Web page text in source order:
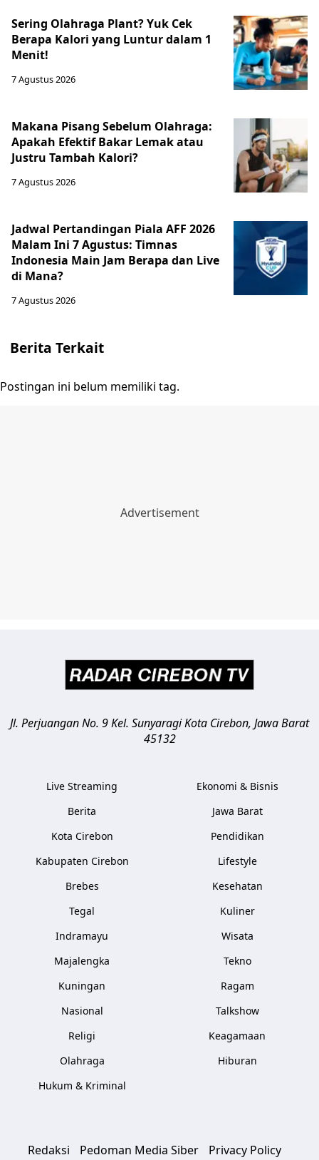
Sering Olahraga Plant? Yuk Cek
Berapa Kalori yang Luntur dalam 1
Menit!
7 Agustus 2026
Makana Pisang Sebelum Olahraga:
Apakah Efektif Bakar Lemak atau
Justru Tambah Kalori?
7 Agustus 2026
Jadwal Pertandingan Piala AFF 2026
Malam Ini 7 Agustus: Timnas
Indonesia Main Jam Berapa dan Live
di Mana?
7 Agustus 2026
Berita Terkait
Postingan ini belum memiliki tag.
Jl. Perjuangan No. 9 Kel. SunyaragiKota Cirebon, Jawa Barat
45132
Live Streaming
Berita
Kota Cirebon
Kabupaten Cirebon
Brebes
Tegal
Indramayu
Majalengka
Kuningan
Nasional
Religi
Olahraga
Hukum & Kriminal
Ekonomi & Bisnis
Jawa Barat
Pendidikan
Lifestyle
Kesehatan
Kuliner
Wisata
Tekno
Ragam
Talkshow
Keagamaan
Hiburan
Redaksi Pedoman Media Siber Privacy Policy